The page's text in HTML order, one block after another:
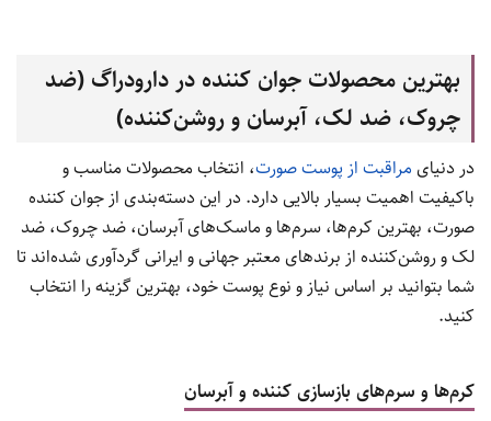
بهترین محصولات جوان کننده در دارودراگ (ضد
چروک، ضد لک، آبرسان و روشن‌کننده)
در دنیای مراقبت از پوست صورت، انتخاب محصولات مناسب و
باکیفیت اهمیت بسیار بالایی دارد. در این دسته‌بندی از جوان کننده
صورت، بهترین کرم‌ها، سرم‌ها و ماسک‌های آبرسان، ضد چروک، ضد
لک و روشن‌کننده از برندهای معتبر جهانی و ایرانی گردآوری شده‌اند تا
شما بتوانید بر اساس نیاز و نوع پوست خود، بهترین گزینه را انتخاب
کنید.
کرم‌ها و سرم‌های بازسازی کننده و آبرسان